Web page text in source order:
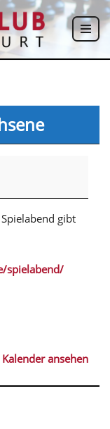
gibt
spielabend/
ansehen